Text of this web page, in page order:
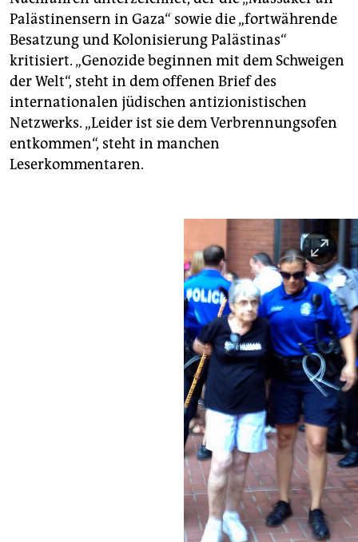
Palästinensern in Gaza“ sowie die „fortwährende
Besatzung und Kolonisierung Palästinas“
kritisiert. „Genozide beginnen mit dem Schweigen
der Welt“, steht in dem offenen Brief des
internationalen jüdischen antizionistischen
Netzwerks. „Leider ist sie dem Verbrennungsofen
entkommen“, steht in manchen
Leserkommentaren.